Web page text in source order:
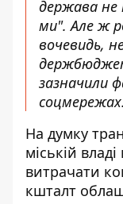
держава не
ми". Але ж
вочевидь,
зазначили
соцмережах.
На думку
міській
витрачати
кшталт